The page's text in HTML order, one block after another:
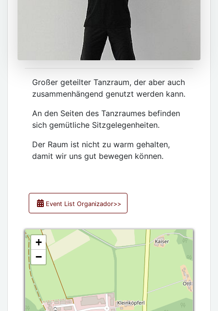
Großer geteilter Tanzraum, der aber auch
zusammenhängend genutzt werden kann.
An den Seiten des Tanzraumes befinden
sich gemütliche Sitzgelegenheiten.
Der Raum ist nicht zu warm gehalten,
damit wir uns gut bewegen können.
Event List Organizador>>
+
−